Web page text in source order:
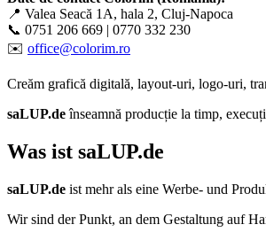
📍 Valea Seacă 1A, hala 2, Cluj-Napoca
📞 0751 206 669 | 0770 332 230
✉️ office@colorim.ro
Creăm grafică digitală, layout-uri, logo-uri,
saLUP.deînseamnă producție la timp,
Was ist saLUP.de
saLUP.de ist mehr als eine Werbe- und
Wir sind der Punkt, an dem Gestaltung auf